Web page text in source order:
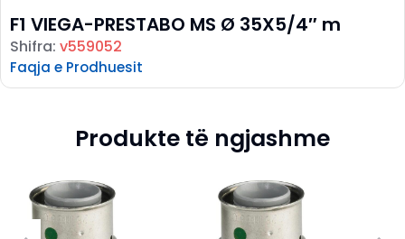
F1 VIEGA-PRESTABO MS Ø 35X5/4″ m
Shifra: v559052
Faqja e Prodhuesit
Produkte të ngjashme